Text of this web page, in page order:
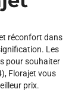
réconfort dans
Les
pour souhaiter
Florajet vous
prix.